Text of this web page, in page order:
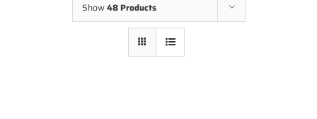
Show48 Products